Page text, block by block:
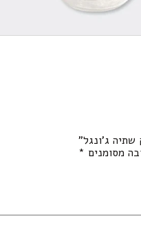
ג’ונגל”
מסומנים *